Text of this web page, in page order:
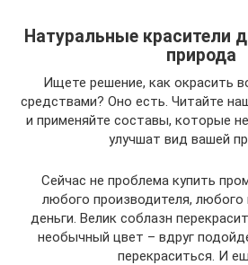
Натуральные красители
природа
Ищете решение, как окрасить
средствами? Оно есть. Читайте
и применяйте составы, которые
улучшат вид вашей
Сейчас не проблема купить
любого производителя,
деньги. Велик соблазн
необычный цвет – вдруг
перекраситься. И